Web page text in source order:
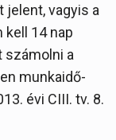
jelent, vagyis a
kell 14 nap
számolni a
munkaidő-
évi CIII. tv. 8.